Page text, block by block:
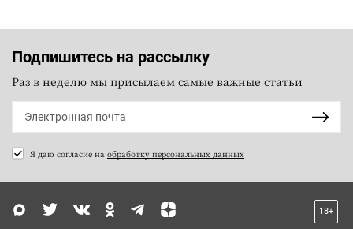
Подпишитесь на рассылку
Раз в неделю мы присылаем самые важные статьи
Я даю согласие на обработку персональных данных
18+